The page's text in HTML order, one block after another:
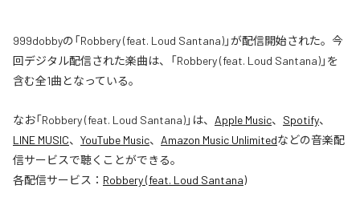
999dobbyの「Robbery (feat. Loud Santana)」が配信開始された。今
回デジタル配信された楽曲は、「Robbery (feat. Loud Santana)」を
含む全1曲となっている。
なお「Robbery (feat. Loud Santana)」は、 Apple Music、 Spotify、
LINE MUSIC、 YouTube Music、 Amazon Music Unlimitedなどの音楽配
信サービスで聴くことができる。
各配信サービス： Robbery (feat. Loud Santana)